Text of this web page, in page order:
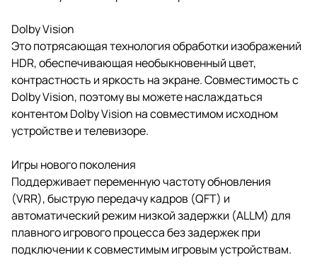
Dolby Vision
Это потрясающая технология обработки изображений
HDR, обеспечивающая необыкновенный цвет,
контрастность и яркость на экране. Совместимость с
Dolby Vision, поэтому вы можете наслаждаться
контентом Dolby Vision на совместимом исходном
устройстве и телевизоре.
Игры нового поколения
Поддерживает переменную частоту обновления
(VRR), быструю передачу кадров (QFT) и
автоматический режим низкой задержки (ALLM) для
плавного игрового процесса без задержек при
подключении к совместимым игровым устройствам.